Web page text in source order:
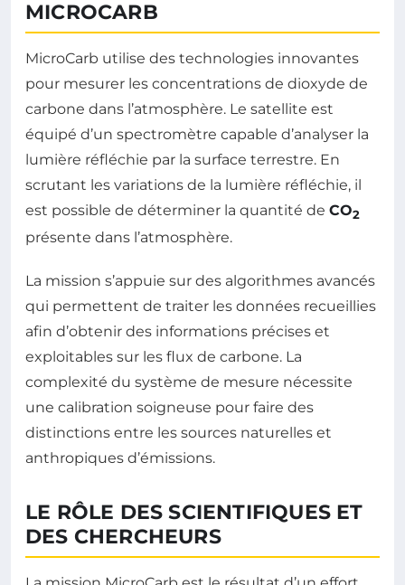
MICROCARB
MicroCarb utilise des technologies innovantes
pour mesurer les concentrations de dioxyde de
carbone dans l’atmosphère. Le satellite est
équipé d’un spectromètre capable d’analyser la
lumière réfléchie par la surface terrestre. En
scrutant les variations de la lumière réfléchie, il
est possible de déterminer la quantité de CO2
présente dans l’atmosphère.
La mission s’appuie sur des algorithmes avancés
qui permettent de traiter les données recueillies
afin d’obtenir des informations précises et
exploitables sur les flux de carbone. La
complexité du système de mesure nécessite
une calibration soigneuse pour faire des
distinctions entre les sources naturelles et
anthropiques d’émissions.
LE RÔLE DES SCIENTIFIQUES ET
DES CHERCHEURS